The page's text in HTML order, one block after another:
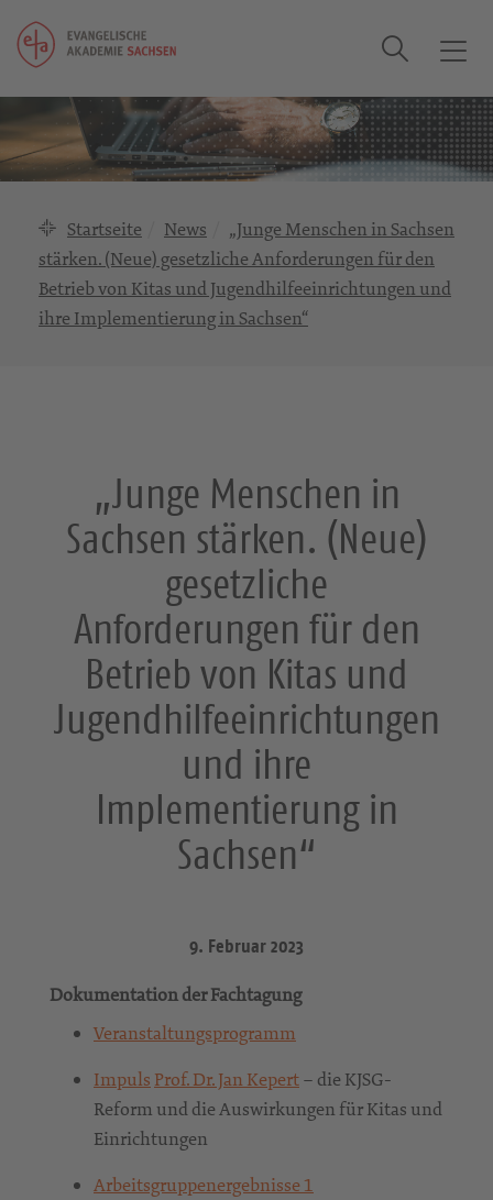
T
g
g
l
a
i
Suche
Startseite News
„Junge Menschen in Sachsen
stärken. (Neue) gesetzliche Anforderungen für den
Betrieb von Kitas und Jugendhilfeeinrichtungen und
ihre Implementierung in Sachsen“
„Junge Menschen in
Sachsen stärken. (Neue)
gesetzliche
Anforderungen für den
Betrieb von Kitas und
Jugendhilfeeinrichtungen
und ihre
Implementierung in
Sachsen“
9. Februar 2023
Dokumentation der Fachtagung
Veranstaltungsprogramm
Impuls Prof. Dr. Jan Kepert– die KJSG-
Reform und die Auswirkungen für Kitas und
Einrichtungen
Arbeitsgruppenergebnisse 1